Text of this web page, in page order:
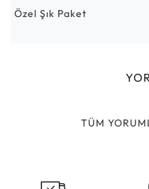
Özel Şık Paket
TÜM